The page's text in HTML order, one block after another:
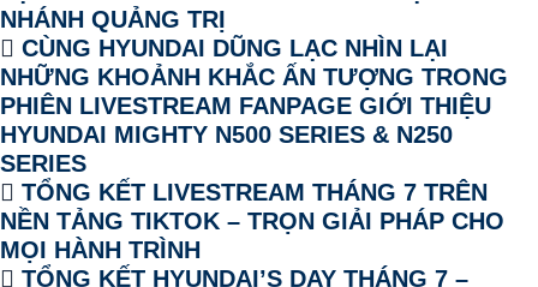
NHÁNH QUẢNG TRỊ
CÙNG HYUNDAI DŨNG LẠC NHÌN LẠI
NHỮNG KHOẢNH KHẮC ẤN TƯỢNG TRONG
PHIÊN LIVESTREAM FANPAGE GIỚI THIỆU
HYUNDAI MIGHTY N500 SERIES & N250
SERIES
TỔNG KẾT LIVESTREAM THÁNG 7 TRÊN
NỀN TẢNG TIKTOK – TRỌN GIẢI PHÁP CHO
MỌI HÀNH TRÌNH
TỔNG KẾT HYUNDAI’S DAY THÁNG 7 –